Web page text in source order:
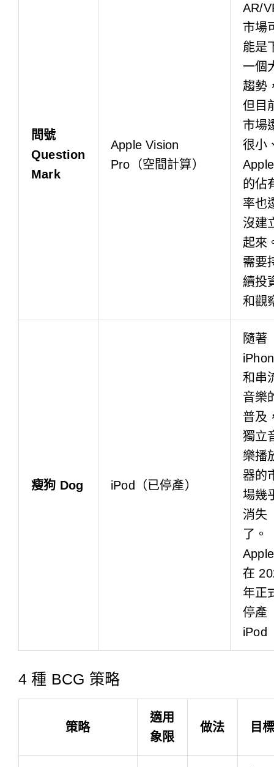
問號
Question
Mark
Apple Vision
Pro（空間計算）
AR/
市場
能是
一個
趨勢
但目
市場
很小
Apple
的佔
率也
沒建
起來
需要
續投
和觀
瘦狗 Dog iPod（已停產）
隨著
和串
音樂
普及
獨立
樂播
器的
場幾
消失
了。
Apple
在
年正
停產
iPod
4 種 BCG 策略
策略
適用
象限
做法 目